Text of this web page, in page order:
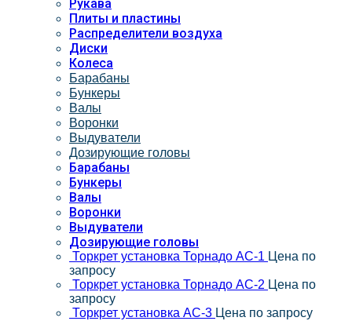
Рукава
Плиты и пластины
Распределители воздуха
Диски
Колеса
Барабаны
Бункеры
Валы
Воронки
Выдуватели
Дозирующие головы
Барабаны
Бункеры
Валы
Воронки
Выдуватели
Дозирующие головы
Торкрет установка Торнадо АС-1 Цена по
запросу
Торкрет установка Торнадо АС-2 Цена по
запросу
Торкрет установка АС-3 Цена по запросу